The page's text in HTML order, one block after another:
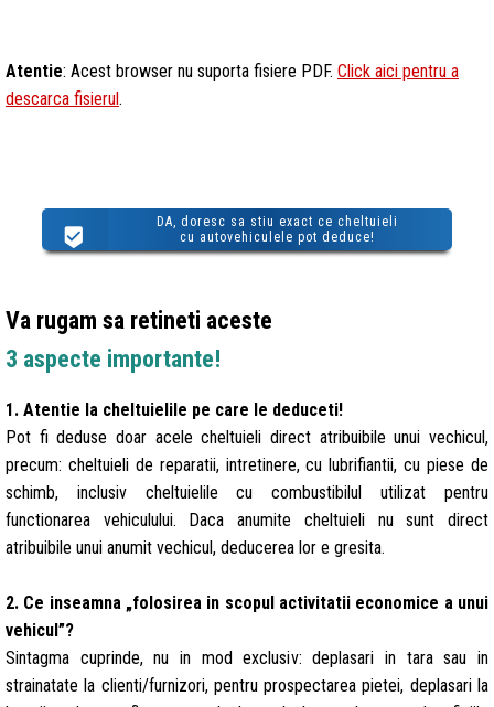
Atentie: Acest browser nu suporta fisiere PDF. Click aici pentru a
descarca fisierul.
DA, doresc sa stiu exact ce cheltuieli
cu autovehiculele pot deduce!
Va rugam sa retineti aceste
3 aspecte importante!
1. Atentie la cheltuielile pe care le deduceti!
Pot fi deduse doar acele cheltuieli direct atribuibile unui vechicul,
precum: cheltuieli de reparatii, intretinere, cu lubrifiantii, cu piese de
schimb, inclusiv cheltuielile cu combustibilul utilizat pentru
functionarea vehiculului. Daca anumite cheltuieli nu sunt direct
atribuibile unui anumit vechicul, deducerea lor e gresita.
2. Ce inseamna „folosirea in scopul activitatii economice a unui
vehicul”?
Sintagma cuprinde, nu in mod exclusiv: deplasari in tara sau in
strainatate la clienti/furnizori, pentru prospectarea pietei, deplasari la